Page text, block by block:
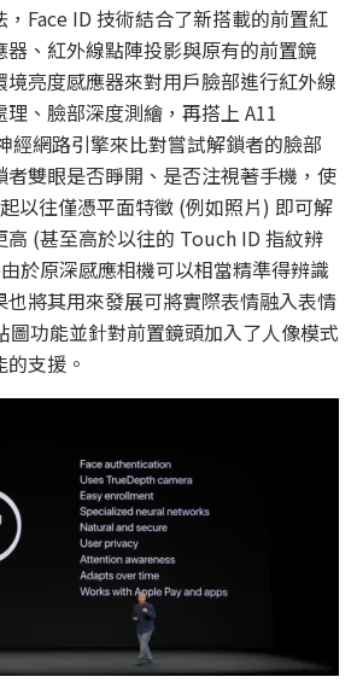
Face ID 技術結合了新搭載的前置紅
、紅外線點陣投影與原有的前置鏡
亮度感應器來對用戶臉部進行紅外線
、臉部深度測繪，再搭上 A11
經網路引擎來比對嘗試解鎖者的臉部
者雙眼是否睜開、是否注視著手機，使
以往僅憑平面特徵 (例如照片) 即可解
高 (甚至高於以往的 Touch ID 指紋辨
於原深感應相機可以相當精準得辨識
也將其用來發展可將實際表情融入表情
功能並針對前置鏡頭加入了人像模式
支援。